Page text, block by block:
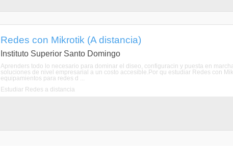
Redes con Mikrotik (A distancia)
Instituto Superior Santo Domingo
Aprenders todo lo necesario para dominar el diseo, configuracin y puesta en
soluciones de nivel empresarial a un costo accesible.Por qu estudiar Redes con
equipamientos para redes d ...
Estudiar Redes a distancia